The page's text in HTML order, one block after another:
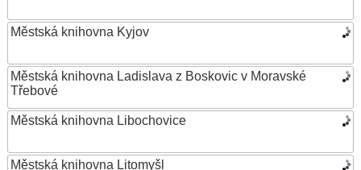
Městská knihovna Kyjov
Městská knihovna Ladislava z Boskovic v Moravské
Třebové
Městská knihovna Libochovice
Městská knihovna Litomyšl